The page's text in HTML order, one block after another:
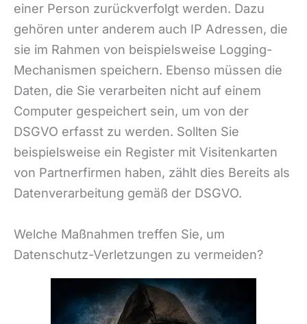
einer Person zurückverfolgt werden. Dazu
gehören unter anderem auch IP Adressen, die
sie im Rahmen von beispielsweise Logging-
Mechanismen speichern. Ebenso müssen die
Daten, die Sie verarbeiten nicht auf einem
Computer gespeichert sein, um von der
DSGVO erfasst zu werden. Sollten Sie
beispielsweise ein Register mit Visitenkarten
von Partnerfirmen haben, zählt dies Bereits als
Datenverarbeitung gemäß der DSGVO.
Welche Maßnahmen treffen Sie, um
Datenschutz-Verletzungen zu vermeiden?